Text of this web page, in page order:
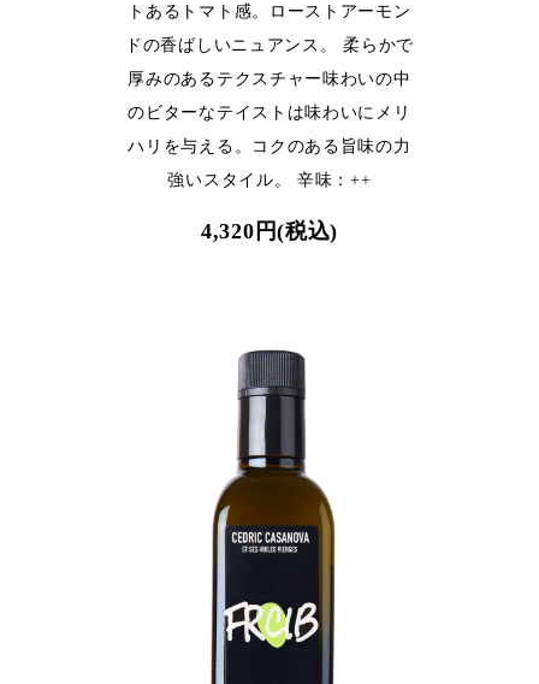
トあるトマト感。ローストアーモン
ドの香ばしいニュアンス。 柔らかで
厚みのあるテクスチャー味わいの中
のビターなテイストは味わいにメリ
ハリを与える。コクのある旨味の力
強いスタイル。 辛味：++
4,320円(税込)